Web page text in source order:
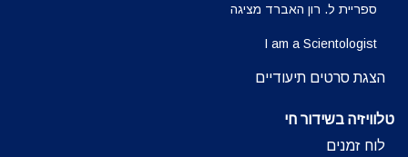
ספריית ל. רון האברד מציגה
I am a Scientologist
הצגת סרטים תיעודיים
טלוויזיה בשידור חי
לוח זמנים